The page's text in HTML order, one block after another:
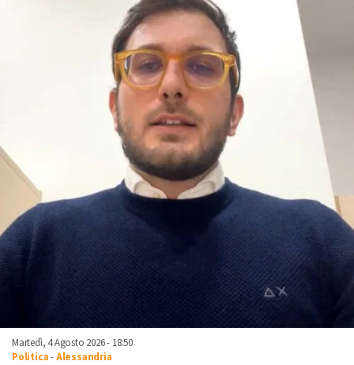
Martedì, 4 Agosto 2026 - 18:50
Politica-Alessandria